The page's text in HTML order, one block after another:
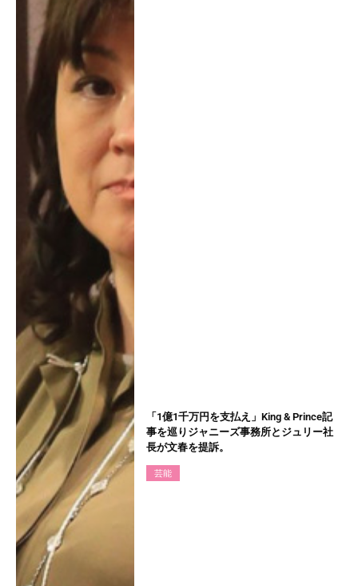
「1億1千万円を支払え」King & Prince記
事を巡りジャニーズ事務所とジュリー社
長が文春を提訴。
芸能